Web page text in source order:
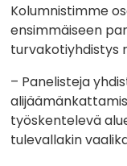
Kolumnistimme
ensimmäiseen
turvakotiyhdistys
– Panelisteja
työskentelevä
tulevallakin